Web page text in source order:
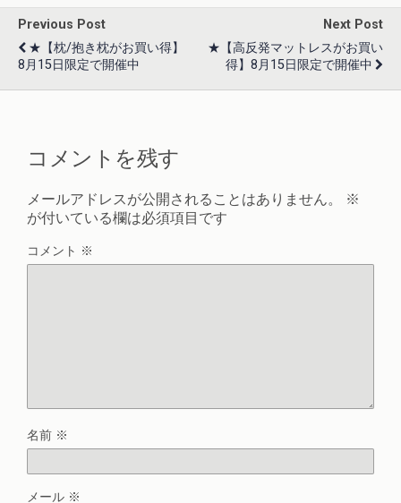
Previous Post
★【枕/抱き枕がお買い得】
8月15日限定で開催中
Next Post
★【高反発マットレスがお買い
得】8月15日限定で開催中
コメントを残す
メールアドレスが公開されることはありません。
※
が付いている欄は必須項目です
コメント ※
名前 ※
メール ※